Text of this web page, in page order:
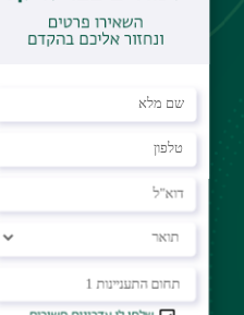
את המפתחות. התוכנית
למדעי החיים והמחלקה